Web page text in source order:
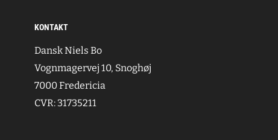
KONTAKT
Dansk Niels Bo
Vognmagervej 10, Snoghøj
7000 Fredericia
CVR: 31735211